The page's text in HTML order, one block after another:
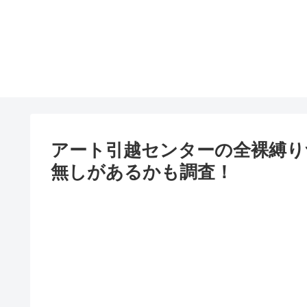
アート引越センターの全裸縛
無しがあるかも調査！